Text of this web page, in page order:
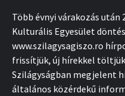
Több évnyi várakozás után
Kulturális Egyesület
www.szilagysagiszo.ro
frissítjük, új hírekkel
Szilágyságban megjelent
általános közérdekű